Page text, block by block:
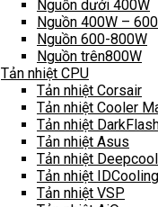
Nguồn dưới 400W
Nguồn 400W –
Nguồn 600-800W
Nguồn trên800W
Tản nhiệt CPU
Tản nhiệt Corsair
Tản nhiệt Cooler
Tản nhiệt
Tản nhiệt Asus
Tản nhiệt Deepcool
Tản nhiệt IDCooling
Tản nhiệt VSP